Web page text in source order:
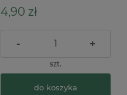
4,90 zł
- +
szt.
do koszyka